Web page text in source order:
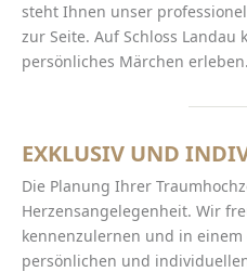
steht Ihnen unser
zur Seite. Auf Schloss Landau
persönliches Märchen erleben.
EXKLUSIV UND
Die Planung Ihrer
Herzensangelegenheit. Wir
kennenzulernen und in
persönlichen und